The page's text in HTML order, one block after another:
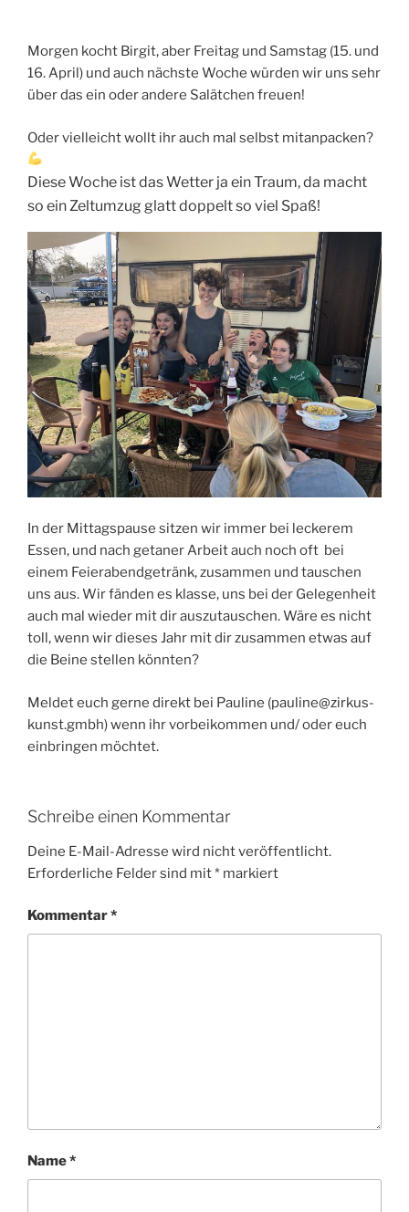
Morgen kocht Birgit, aber Freitag und Samstag (15. und
16. April) und auch nächste Woche würden wir uns sehr
über das ein oder andere Salätchen freuen!
Oder vielleicht wollt ihr auch mal selbst mitanpacken?
Diese Woche ist das Wetter ja ein Traum, da macht
so ein Zeltumzug glatt doppelt so viel Spaß!
In der Mittagspause sitzen wir immer bei leckerem
Essen, und nach getaner Arbeit auch noch oft bei
einem Feierabendgetränk, zusammen und tauschen
uns aus. Wir fänden es klasse, uns bei der Gelegenheit
auch mal wieder mit dir auszutauschen. Wäre es nicht
toll, wenn wir dieses Jahr mit dir zusammen etwas auf
die Beine stellen könnten?
Meldet euch gerne direkt bei Pauline (pauline@zirkus-
kunst.gmbh) wenn ihr vorbeikommen und/ oder euch
einbringen möchtet.
Schreibe einen Kommentar
Deine E-Mail-Adresse wird nicht veröffentlicht.
Erforderliche Felder sind mit* markiert
Kommentar*
Name*